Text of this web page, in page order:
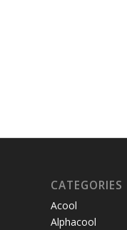
CATEGORIES
Acool
Alphacool